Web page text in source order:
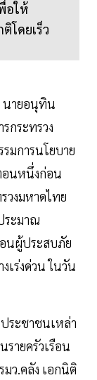
อให้
โดยเร็ว
นายอนุทิน
กระทรวง
มการนโยบาย
อนหนึ่งก่อน
วงมหาดไทย
ระมาณ
นผู้ประสบภัย
เร่งด่วน ในวัน
ระชาชนเหล่า
รายครัวเรือน
มว.คลัง เอกนิติ